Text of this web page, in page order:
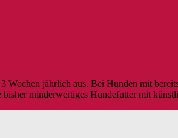
jährlich aus. Bei Hunden mit
minderwertiges Hundefutter mit